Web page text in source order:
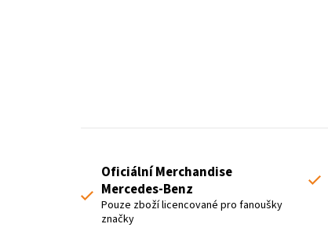
Oficiální Merchandise
Mercedes-Benz
Pouze zboží licencované pro fanoušky
značky